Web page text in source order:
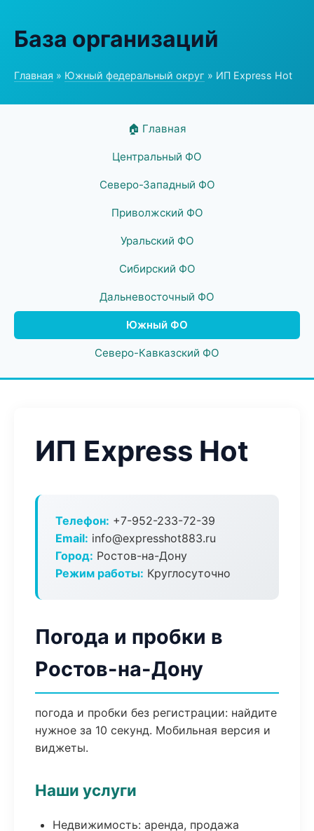
База организаций
Главная » Южный федеральный округ » ИП Express Hot
🏠 Главная
Центральный ФО
Северо-Западный ФО
Приволжский ФО
Уральский ФО
Сибирский ФО
Дальневосточный ФО
Южный ФО
Северо-Кавказский ФО
ИП Express Hot
Телефон: +7-952-233-72-39
Email: info@expresshot883.ru
Город: Ростов-на-Дону
Режим работы: Круглосуточно
Погода и пробки в
Ростов-на-Дону
погода и пробки без регистрации: найдите
нужное за 10 секунд. Мобильная версия и
виджеты.
Наши услуги
Недвижимость: аренда, продажа